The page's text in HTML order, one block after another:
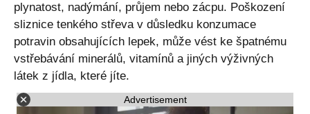
plynatost, nadýmání, průjem nebo zácpu. Poškození
sliznice tenkého střeva v důsledku konzumace
potravin obsahujících lepek, může vést ke špatnému
vstřebávání minerálů, vitamínů a jiných výživných
látek z jídla, které jíte.
Advertisement